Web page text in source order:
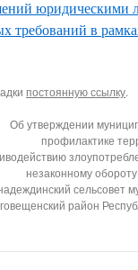
юридическими
требований в
постоянную ссылку.
Об утверждении
профилактике
незаконному
сельсовет
район